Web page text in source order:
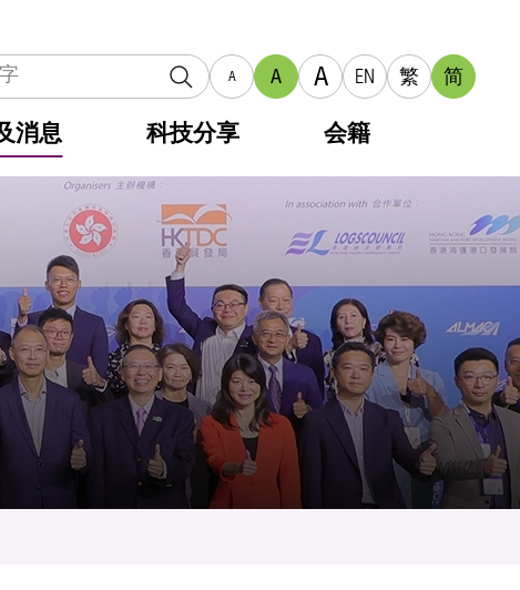
A A A EN 繁 简
消息 科技分享 会籍